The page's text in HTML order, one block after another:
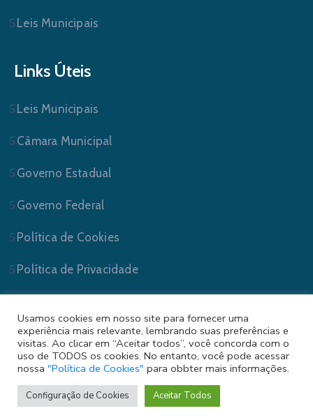
Leis Municipais
Links Úteis
Leis Municipais
Câmara Municipal
Governo Estadual
Governo Federal
Política de Cookies
Política de Privacidade
os Direitos Reservados.
Usamos cookies em nosso site para fornecer uma
experiência mais relevante, lembrando suas preferências e
visitas. Ao clicar em “Aceitar todos”, você concorda com o
uso de TODOS os cookies. No entanto, você pode acessar
nossa "Política de Cookies" para obbter mais informações.
Configuração de Cookies Aceitar Todos